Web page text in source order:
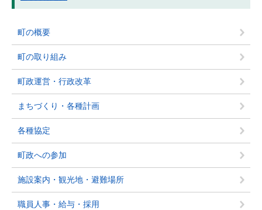
町の概要
町の取り組み
町政運営・行政改革
まちづくり・各種計画
各種協定
町政への参加
施設案内・観光地・避難場所
職員人事・給与・採用